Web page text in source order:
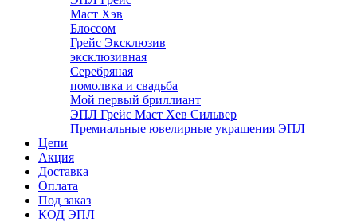
Маст Хэв
Блоссом
Грейс Эксклюзив
эксклюзивная
Серебряная
помолвка и свадьба
Мой первый бриллиант
ЭПЛ Грейс Маст Хев Сильвер
Премиальные ювелирные украшения ЭПЛ
Цепи
Акция
Доставка
Оплата
Под заказ
КОД ЭПЛ